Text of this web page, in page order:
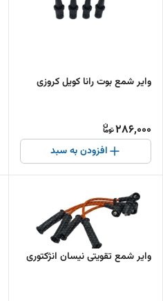
وایر شمع بوت رانا کویل کروزی
286,000
افزودن به سبد
وایر شمع تقویتی نیسان انژکتوری